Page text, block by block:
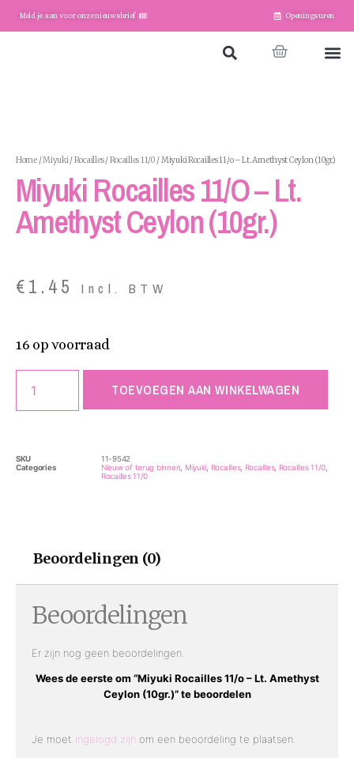
Meld je aan voor onze nieuwsbrief Openingsuren
Home/Miyuki/Rocailles/Rocailles 11/0 / Miyuki Rocailles 11/o – Lt. Amethyst Ceylon (10gr.)
Miyuki Rocailles 11/o – Lt.
Amethyst Ceylon (10gr.)
€1.45 Incl. BTW
16 op voorraad
TOEVOEGEN AAN WINKELWAGEN
SKU
11-9542
Categories
Nieuw of terug binnen Miyuki Rocailles, Rocailles, Rocailles 11/0
Rocailles 11/0
Beoordelingen (0)
Beoordelingen
Er zijn nog geen beoordelingen.
Wees de eerste om “Miyuki Rocailles 11/o – Lt. Amethyst
Ceylon (10gr.)” te beoordelen
Je moet ingelogd zijn om een beoordeling te plaatsen.